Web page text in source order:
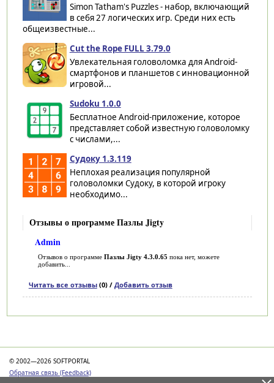
Simon Tatham's Puzzles - набор, включающий
в себя 27 логических игр. Среди них есть
общеизвестные...
Cut the Rope FULL 3.79.0
Увлекательная головоломка для Android-
смартфонов и планшетов с инновационной
игровой...
Sudoku 1.0.0
Бесплатное Android-приложение, которое
представляет собой известную головоломку
с числами,...
Судоку 1.3.119
Неплохая реализация популярной
головоломки Судоку, в которой игроку
необходимо...
Отзывы о программе Пазлы Jigty
Admin
Отзывов о программе Пазлы Jigty 4.3.0.65 пока нет, можете
добавить...
Читать все отзывы(0) / Добавить отзыв
© 2002—2026 SOFTPORTAL
Обратная связь (Feedback)